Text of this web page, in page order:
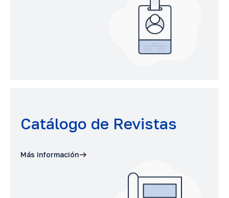
Catálogo de Revistas
Más información